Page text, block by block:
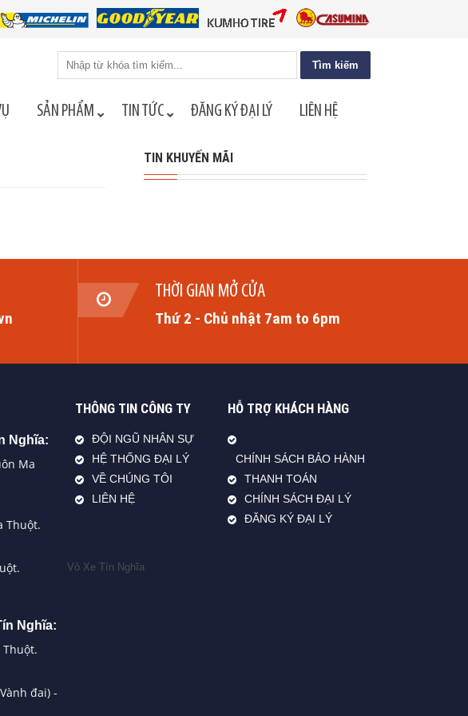
kiếm
SẢN PHẨM TIN TỨC ĐĂNG KÝ ĐẠI LÝ LIÊN HỆ
TIN KHUYẾN MÃI
THỜI GIAN MỞ CỬA
Thứ 2 - Chủ nhật 7am to 6pm
Nghĩa:
Ma
Thuột.
Nghĩa:
Thuột.
đai) -
THÔNG TIN CÔNG TY
ĐỘI NGŨ NHÂN SỰ
HỆ THỐNG ĐẠI LÝ
VỀ CHÚNG TÔI
LIÊN HỆ
HỖ TRỢ KHÁCH HÀNG
CHÍNH SÁCH BẢO HÀNH
THANH TOÁN
CHÍNH SÁCH ĐẠI LÝ
ĐĂNG KÝ ĐẠI LÝ
Vỏ Xe Tín Nghĩa